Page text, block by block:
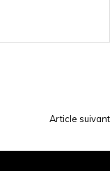
Article suivant